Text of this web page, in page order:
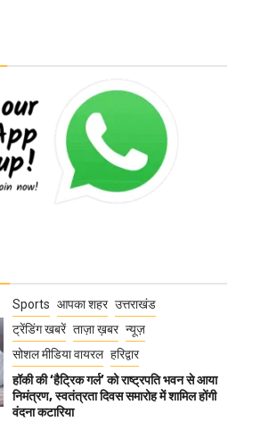
Sports आपका शहर उत्तराखंड
ट्रेंडिंग खबरें ताज़ा ख़बर न्यूज़
सोशल मीडिया वायरल हरिद्वार
हॉकी की ‘हैट्रिक गर्ल’ को राष्ट्रपति भवन से आया
निमंत्रण, स्वतंत्रता दिवस समारोह में शामिल होंगी
वंदना कटारिया